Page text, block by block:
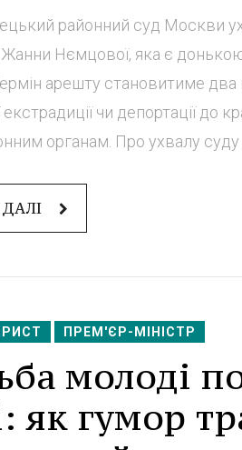
районний суд Москви
Жанни Нємцової, яка є
арешту становитиме два
екстрадиції чи депортації до
органам. Про ухвалу суду
ПРЕМ'ЄР-МІНІСТР
молоді
як гумор